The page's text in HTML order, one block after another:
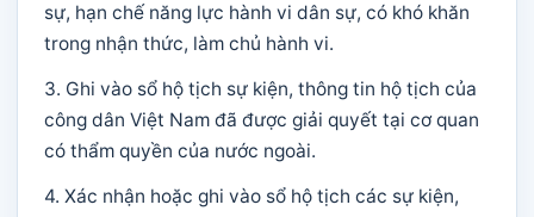
sự, hạn chế năng lực hành vi dân sự, có khó khăn
trong nhận thức, làm chủ hành vi.
3. Ghi vào sổ hộ tịch sự kiện, thông tin hộ tịch của
công dân Việt Nam đã được giải quyết tại cơ quan
có thẩm quyền của nước ngoài.
4. Xác nhận hoặc ghi vào sổ hộ tịch các sự kiện,